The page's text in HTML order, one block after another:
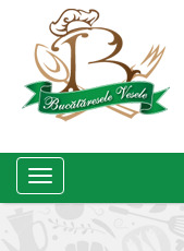
Toggle
Navigation